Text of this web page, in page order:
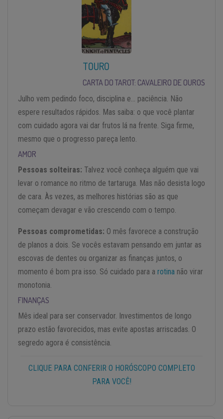
TOURO
CARTA DO TAROT: CAVALEIRO DE OUROS
Julho vem pedindo foco, disciplina e… paciência. Não
espere resultados rápidos. Mas saiba: o que você plantar
com cuidado agora vai dar frutos lá na frente. Siga firme,
mesmo que o progresso pareça lento.
AMOR
Pessoas solteiras: Talvez você conheça alguém que vai
levar o romance no ritmo de tartaruga. Mas não desista logo
de cara. Às vezes, as melhores histórias são as que
começam devagar e vão crescendo com o tempo.
Pessoas comprometidas: O mês favorece a construção
de planos a dois. Se vocês estavam pensando em juntar as
escovas de dentes ou organizar as finanças juntos, o
momento é bom pra isso. Só cuidado para a rotina não virar
monotonia.
FINANÇAS
Mês ideal para ser conservador. Investimentos de longo
prazo estão favorecidos, mas evite apostas arriscadas. O
segredo agora é consistência.
CLIQUE PARA CONFERIR O HORÓSCOPO COMPLETO
PARA VOCÊ!